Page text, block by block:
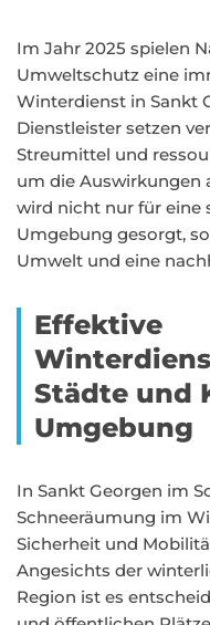
Im Jahr 2025 spielen
Umweltschutz eine
Winterdienst in Sankt
Dienstleister setzen
Streumittel und
um die Auswirkungen
wird nicht nur für eine
Umgebung gesorgt,
Umwelt und eine
Effektive
Städte und
Umgebung
In Sankt Georgen im
Schneeräumung im
Sicherheit und
Angesichts der
Region ist es